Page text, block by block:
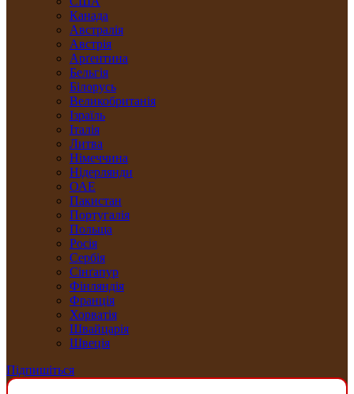
Канада
Австралія
Австрія
Арґентина
Бельгія
Білорусь
Великобританія
Ізраїль
Італія
Литва
Німеччина
Нідерлянди
ОАЕ
Пакистан
Португалія
Польща
Росія
Сербія
Сінґапур
Фінляндія
Франція
Хорватія
Швайцарія
Швеція
Підпишіться